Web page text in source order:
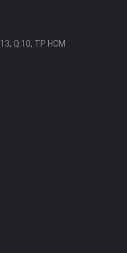
Q.10, TP HCM